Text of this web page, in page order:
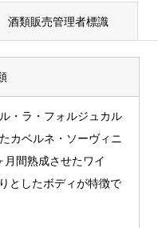
酒類販売管理者標識
・ラ・フォルジュカル
カベルネ・ソーヴィニ
月間熟成させたワイ
としたボディが特徴で